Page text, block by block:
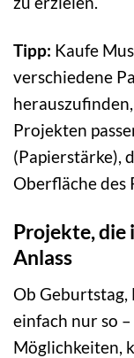
Tipp: Kaufe
verschiedene
Projekten
(Papierstärke),
Oberfläche des
Projekte, die
Anlass
Ob
einfach nur so
Möglichkeiten,